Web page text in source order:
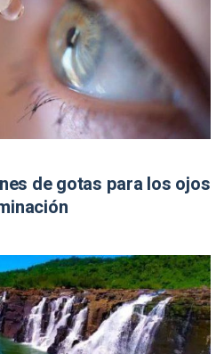
de gotas para los ojos